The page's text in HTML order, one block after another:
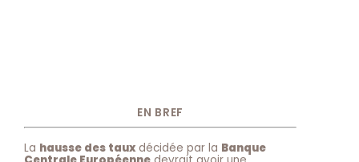
EN BREF
La hausse des taux décidée par la Banque